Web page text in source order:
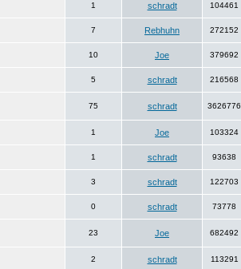
1 schradt 104461
7 Rebhuhn 272152
10 Joe 379692
5 schradt 216568
75 schradt 3626776
1 Joe 103324
1 schradt 93638
3 schradt 122703
0 schradt 73778
23 Joe 682492
2 schradt 113291